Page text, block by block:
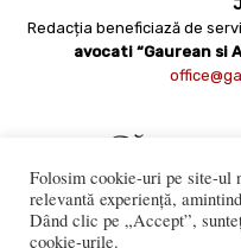
Redacția beneficiază de
avocati “Gaurean si
Folosim cookie-uri pe site-ul
relevantă experiență,
Dând clic pe „Accept”,
cookie-urile.